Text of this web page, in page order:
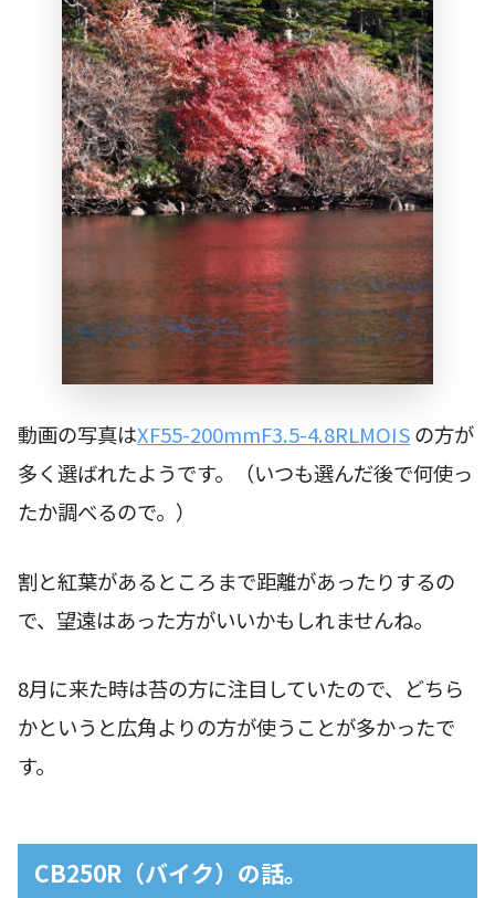
動画の写真はXF55-200mmF3.5-4.8RLMOISの方が
多く選ばれたようです。（いつも選んだ後で何使っ
たか調べるので。）
割と紅葉があるところまで距離があったりするの
で、望遠はあった方がいいかもしれませんね。
8月に来た時は苔の方に注目していたので、どちら
かというと広角よりの方が使うことが多かったで
す。
CB250R（バイク）の話。